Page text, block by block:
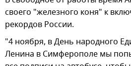
своего "железного коня" к
рекордов России.
"4 ноября, в День народного
Ленина в Симферополе мы